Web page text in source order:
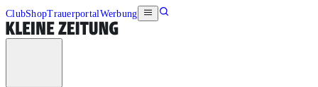
ClubShopTrauerportalWerbung